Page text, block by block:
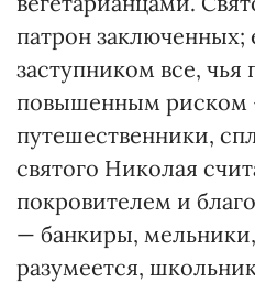
патрон заключенных;
заступником все, чья
повышенным риском
путешественники,
святого Николая
покровителем и
— банкиры,
разумеется,